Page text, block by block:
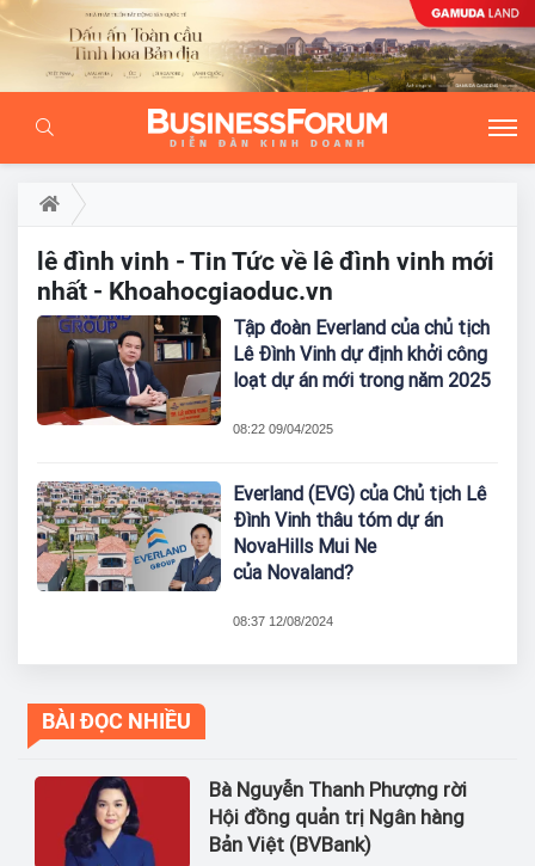
lê đình vinh - Tin Tức về lê đình vinh mới
nhất - Khoahocgiaoduc.vn
Tập đoàn Everland của chủ tịch
Lê Đình Vinh dự định khởi công
loạt dự án mới trong năm 2025
08:22 09/04/2025
Everland (EVG) của Chủ tịch Lê
Đình Vinh thâu tóm dự án
NovaHills Mui Ne
của Novaland?
08:37 12/08/2024
BÀI ĐỌC NHIỀU
Bà Nguyễn Thanh Phượng rời
Hội đồng quản trị Ngân hàng
Bản Việt (BVBank)